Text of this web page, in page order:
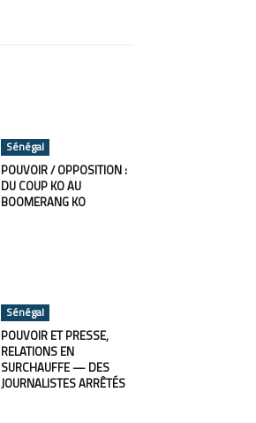
Sénégal
POUVOIR / OPPOSITION :
DU COUP KO AU
BOOMERANG KO
Sénégal
POUVOIR ET PRESSE,
RELATIONS EN
SURCHAUFFE — DES
JOURNALISTES ARRÊTÉS